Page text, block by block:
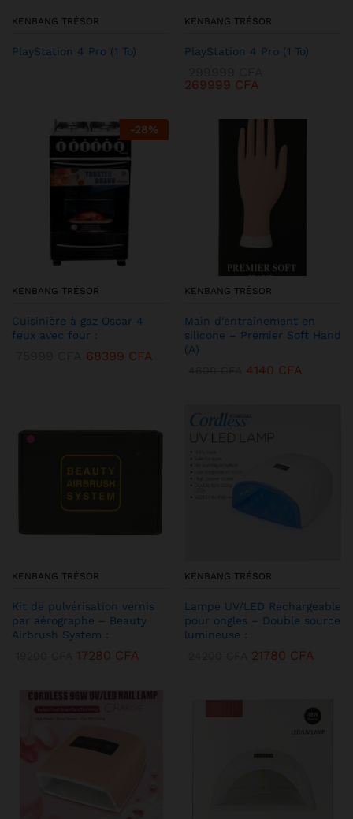
KENBANG TRÉSOR
PlayStation 4 Pro (1 To)
KENBANG TRÉSOR
PlayStation 4 Pro (1 To)
269999 CFA
-28%
KENBANG TRÉSOR
Cuisinière à gaz Oscar 4
feux avec four :
68399 CFA
KENBANG TRÉSOR
Main d’entraînement en
silicone – Premier Soft Hand
(A)
4140 CFA
KENBANG TRÉSOR
Kit de pulvérisation vernis
par aérographe – Beauty
Airbrush System :
17280 CFA
KENBANG TRÉSOR
Lampe UV/LED Rechargeable
pour ongles – Double source
lumineuse :
21780 CFA